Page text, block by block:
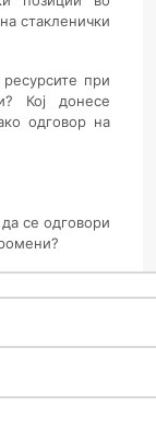
стакленички
при
Кој донесе
одговор на
се одговори